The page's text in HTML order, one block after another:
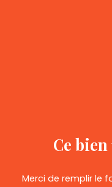
Ce bien
Merci de remplir le